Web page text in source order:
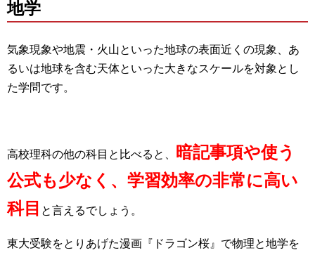
地学
気象現象や地震・火山といった地球の表面近くの現象、あ
るいは地球を含む天体といった大きなスケールを対象とし
た学問です。
高校理科の他の科目と比べると、 暗記事項や使う
公式も少なく、学習効率の非常に高い
科目 と言えるでしょう。
東大受験をとりあげた漫画『ドラゴン桜』で物理と地学を